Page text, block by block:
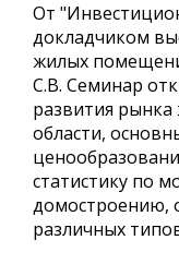
От
докладчиком
жилых
С.В. Семинар
развития
области,
статистику по
домостроению,
различных